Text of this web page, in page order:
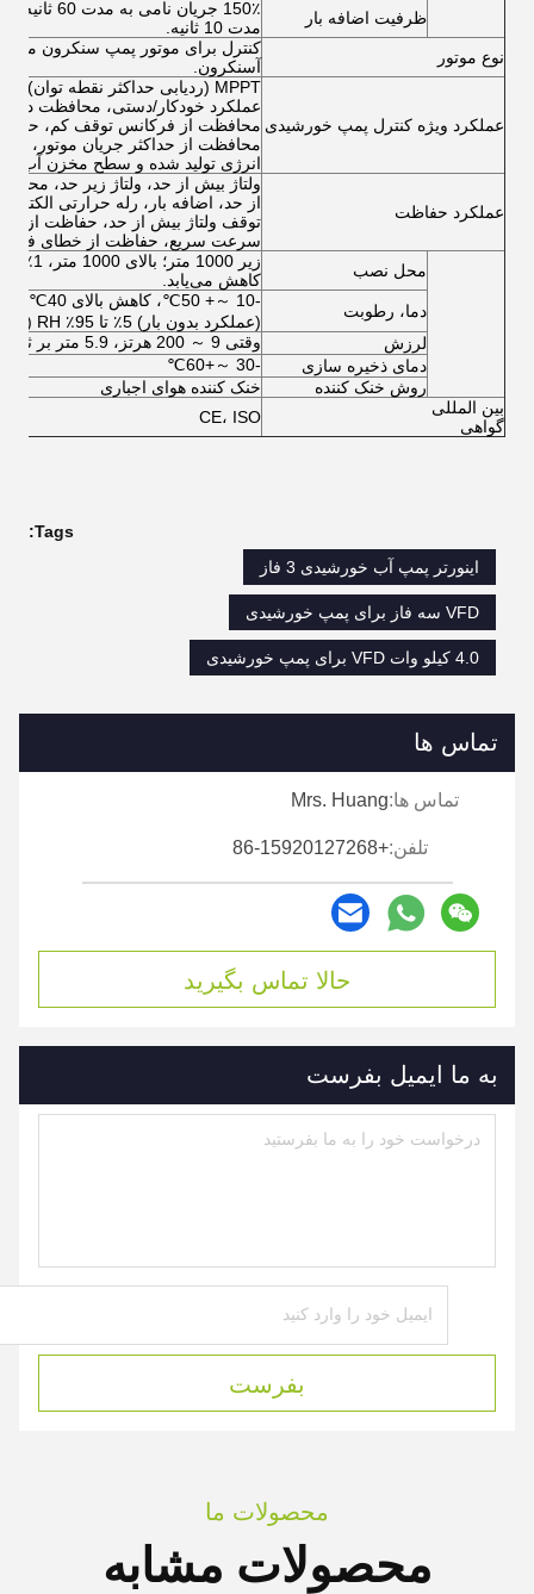
ظرفیت اضافه بار
مدت 10 ثانیه.
نوع موتور
کنترل برای موتور پمپ سنکرون
آسنکرون.
عملکرد ویژه کنترل پمپ خورشیدی
عملکرد خودکار/دستی، محافظت در
محافظت از فرکانس توقف کم،
محافظت از حداکثر جریان موتور،
انرژی تولید شده و سطح مخزن آب
عملکرد حفاظت
ولتاژ بیش از حد، ولتاژ زیر حد،
از حد، اضافه بار، رله حرارتی
توقف ولتاژ بیش از حد، حفاظت از
سرعت سریع، حفاظت از خطای فاز
محل نصب
کاهش می‌یابد.
دما، رطوبت
(عملکرد بدون بار) 5٪ تا 95٪ RH (غیر متراکم)
لرزش
وقتی 9 ～ 200 هرتز، 5.9 متر بر ثانیه (0.6 گرم)
دمای ذخیره سازی
-30 ～+60℃
روش خنک کننده
خنک کننده هوای اجباری
بین المللی
گواهی
CE، ISO
Tags:
اینورتر پمپ آب خورشیدی 3 فاز
VFD سه فاز برای پمپ خورشیدی
4.0 کیلو وات VFD برای پمپ خورشیدی
تماس ها
تماس ها:Mrs. Huang
تلفن:+86-15920127268
حالا تماس بگیرید
به ما ایمیل بفرست
بفرست
محصولات ما
محصولات مشابه